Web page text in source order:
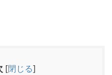
[閉じる]